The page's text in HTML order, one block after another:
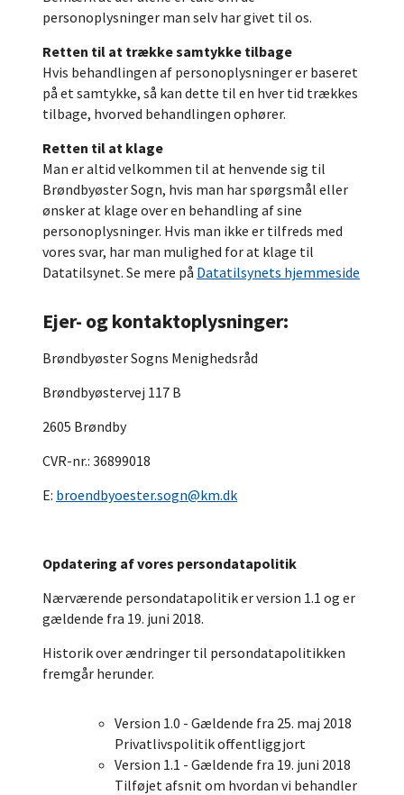
personoplysninger man selv har givet til os.
Retten til at trække samtykke tilbage
Hvis behandlingen af personoplysninger er baseret
på et samtykke, så kan dette til en hver tid trækkes
tilbage, hvorved behandlingen ophører.
Retten til at klage
Man er altid velkommen til at henvende sig til
Brøndbyøster Sogn, hvis man har spørgsmål eller
ønsker at klage over en behandling af sine
personoplysninger. Hvis man ikke er tilfreds med
vores svar, har man mulighed for at klage til
Datatilsynet. Se mere på Datatilsynets hjemmeside
Ejer- og kontaktoplysninger:
Brøndbyøster Sogns Menighedsråd
Brøndbyøstervej 117 B
2605 Brøndby
CVR-nr.: 36899018
E: broendbyoester.sogn@km.dk
Opdatering af vores persondatapolitik
Nærværende persondatapolitik er version 1.1 og er
gældende fra 19. juni 2018.
Historik over ændringer til persondatapolitikken
fremgår herunder.
Version 1.0 - Gældende fra 25. maj 2018
Privatlivspolitik offentliggjort
Version 1.1 - Gældende fra 19. juni 2018
Tilføjet afsnit om hvordan vi behandler